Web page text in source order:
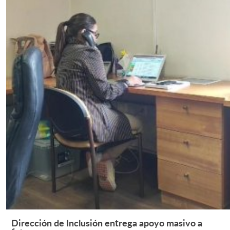
Dirección de Inclusión entrega apoyo masivo a